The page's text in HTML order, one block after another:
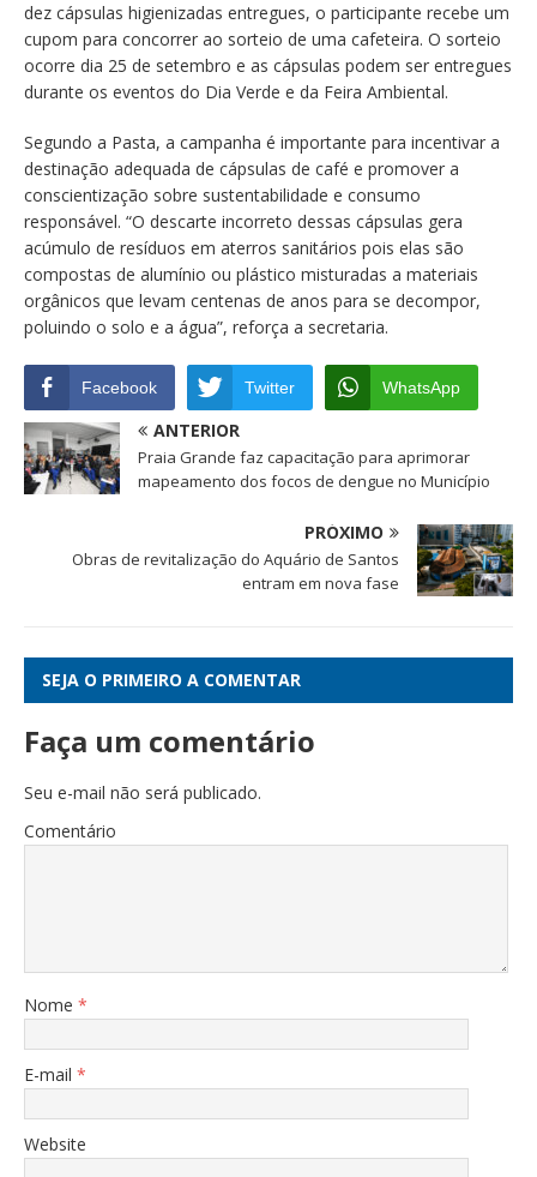
dez cápsulas higienizadas entregues, o participante recebe um
cupom para concorrer ao sorteio de uma cafeteira. O sorteio
ocorre dia 25 de setembro e as cápsulas podem ser entregues
durante os eventos do Dia Verde e da Feira Ambiental.
Segundo a Pasta, a campanha é importante para incentivar a
destinação adequada de cápsulas de café e promover a
conscientização sobre sustentabilidade e consumo
responsável. “O descarte incorreto dessas cápsulas gera
acúmulo de resíduos em aterros sanitários pois elas são
compostas de alumínio ou plástico misturadas a materiais
orgânicos que levam centenas de anos para se decompor,
poluindo o solo e a água”, reforça a secretaria.
Facebook Twitter WhatsApp
ANTERIOR
Praia Grande faz capacitação para aprimorar
mapeamento dos focos de dengue no Município
PRÓXIMO
Obras de revitalização do Aquário de Santos
entram em nova fase
SEJA O PRIMEIRO A COMENTAR
Faça um comentário
Seu e-mail não será publicado.
Comentário
Nome *
E-mail *
Website